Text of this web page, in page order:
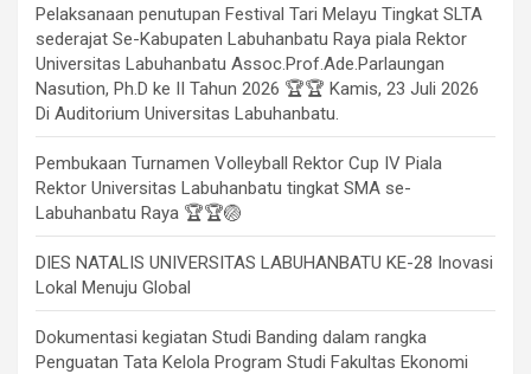
Pelaksanaan penutupan Festival Tari Melayu Tingkat SLTA
sederajat Se-Kabupaten Labuhanbatu Raya piala Rektor
Universitas Labuhanbatu Assoc.Prof.Ade.Parlaungan
Nasution, Ph.D ke II Tahun 2026 🏆🏆 Kamis, 23 Juli 2026
Di Auditorium Universitas Labuhanbatu.
Pembukaan Turnamen Volleyball Rektor Cup IV Piala
Rektor Universitas Labuhanbatu tingkat SMA se-
Labuhanbatu Raya 🏆🏆🏐
DIES NATALIS UNIVERSITAS LABUHANBATU KE-28 Inovasi
Lokal Menuju Global
Dokumentasi kegiatan Studi Banding dalam rangka
Penguatan Tata Kelola Program Studi Fakultas Ekonomi